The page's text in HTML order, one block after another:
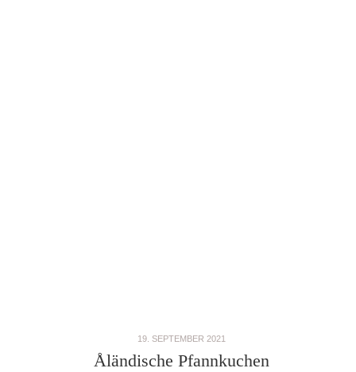
19. SEPTEMBER 2021
Åländische Pfannkuchen